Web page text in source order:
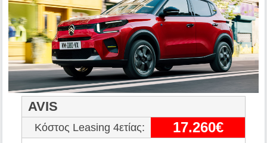
AVIS
Κόστος Leasing 4ετίας: 17.260€